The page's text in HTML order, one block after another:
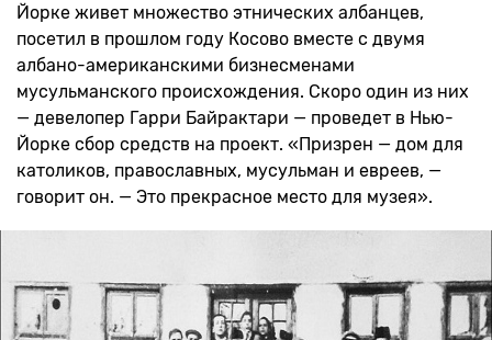
Йорке живет множество этнических албанцев,
посетил в прошлом году Косово вместе с двумя
албано-американскими бизнесменами
мусульманского происхождения. Скоро один из них
— девелопер Гарри Байрактари — проведет в Нью-
Йорке сбор средств на проект. «Призрен — дом для
католиков, православных, мусульман и евреев, —
говорит он. — Это прекрасное место для музея».